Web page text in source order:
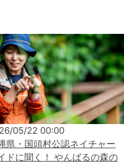
05/22 00:00
県・国頭村公認ネイチャー
ドに聞く！ やんばるの森の